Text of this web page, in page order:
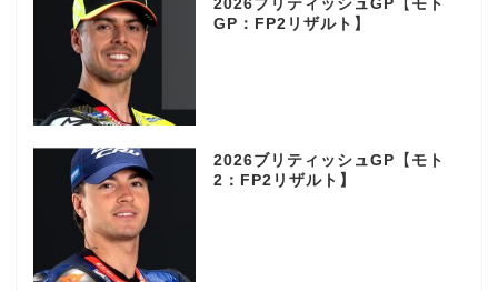
2026ブリティッシュGP【モト
GP：FP2リザルト】
2026ブリティッシュGP【モト
2：FP2リザルト】